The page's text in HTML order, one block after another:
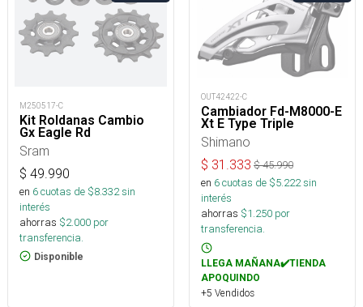
M250517-C
Kit Roldanas Cambio
Gx Eagle Rd
Sram
$ 49.990
en 6cuotas de $8.332sin
interés
ahorras $2.000 por
transferencia.
Disponible
OUT42422-C
Cambiador Fd-M8000-E
Xt E Type Triple
Shimano
$ 31.333 $45.990
en 6cuotas de $5.222sin
interés
ahorras $1.250 por
transferencia.
LLEGA MAÑANA✔️TIENDA
APOQUINDO
+5 Vendidos